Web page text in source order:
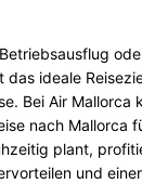
das ideale
Bei Air Mallorca
nach Mallorca
plant,
und